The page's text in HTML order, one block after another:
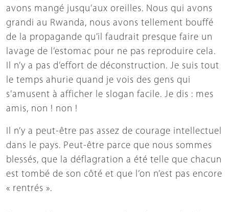
avons mangé jusqu’aux oreilles. Nous qui avons
grandi au Rwanda, nous avons tellement bouffé
de la propagande qu’il faudrait presque faire un
lavage de l’estomac pour ne pas reproduire cela.
Il n’y a pas d’effort de déconstruction. Je suis tout
le temps ahurie quand je vois des gens qui
s’amusent à afficher le slogan facile. Je dis : mes
amis, non ! non !
Il n’y a peut-être pas assez de courage intellectuel
dans le pays. Peut-être parce que nous sommes
blessés, que la déflagration a été telle que chacun
est tombé de son côté et que l’on n’est pas encore
« rentrés ».